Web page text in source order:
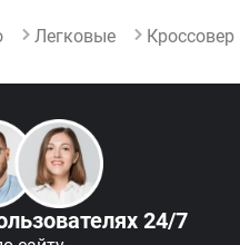
Легковые Кроссовер
24/7